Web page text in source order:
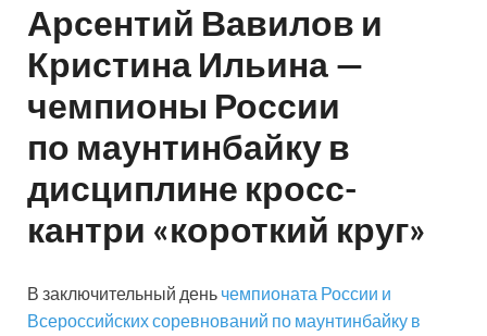
Арсентий Вавилов и
Кристина Ильина —
чемпионы России
по маунтинбайку в
дисциплине кросс-
кантри «короткий круг»
В заключительный день чемпионата России и
Всероссийских соревнований по маунтинбайку в